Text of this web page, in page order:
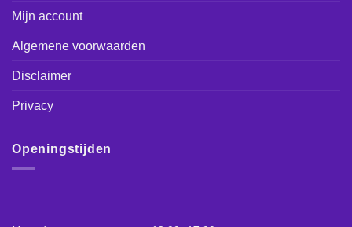
Mijn account
Algemene voorwaarden
Disclaimer
Privacy
Openingstijden